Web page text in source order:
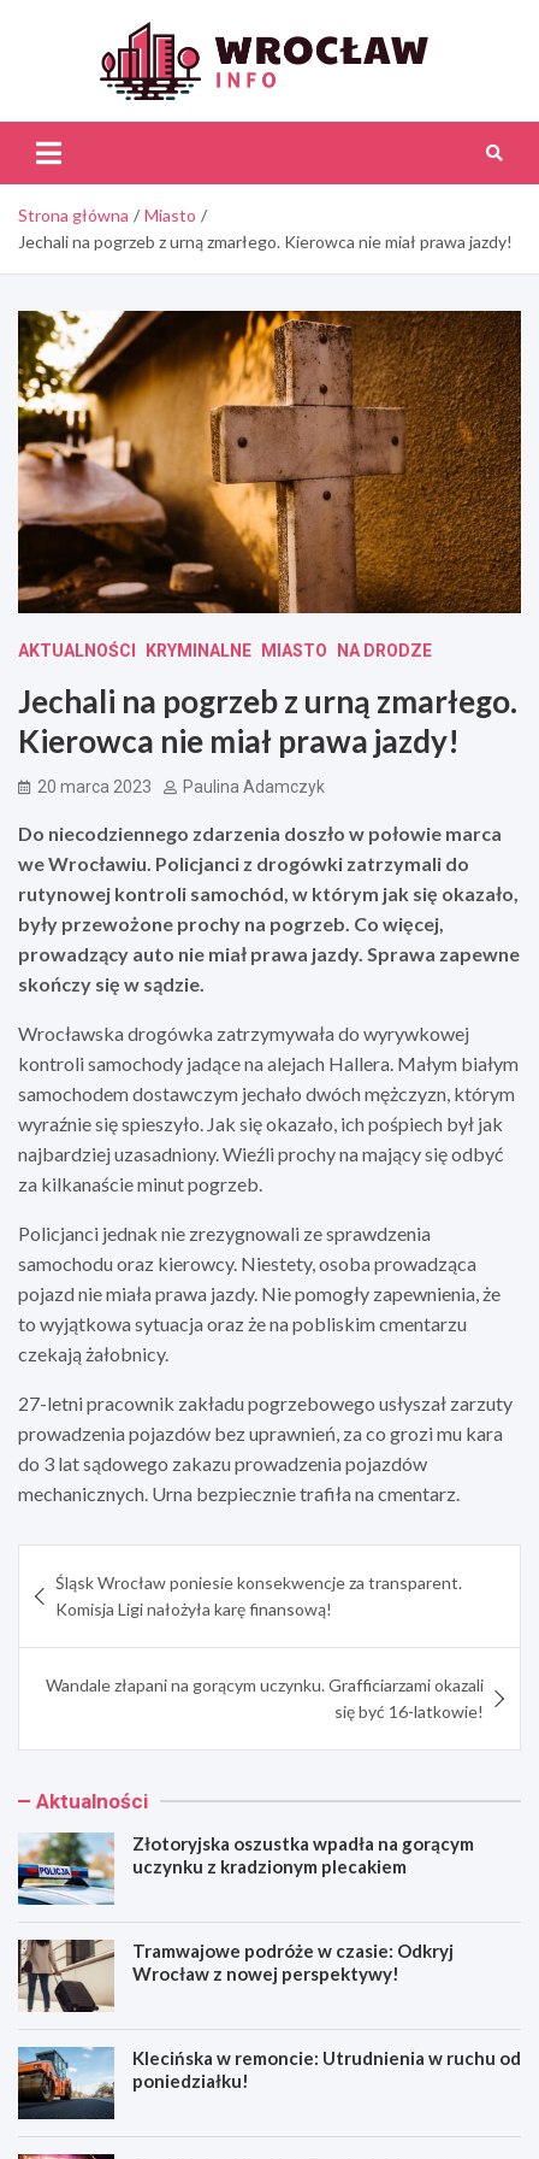
Strona główna
Miasto
Jechali na pogrzeb z urną zmarłego. Kierowca nie miał prawa jazdy!
AKTUALNOŚCI KRYMINALNE MIASTO NA DRODZE
Jechali na pogrzeb z urną zmarłego.
Kierowca nie miał prawa jazdy!
20 marca 2023 Paulina Adamczyk
Do niecodziennego zdarzenia doszło w połowie marca
we Wrocławiu. Policjanci z drogówki zatrzymali do
rutynowej kontroli samochód, w którym jak się okazało,
były przewożone prochy na pogrzeb. Co więcej,
prowadzący auto nie miał prawa jazdy. Sprawa zapewne
skończy się w sądzie.
Wrocławska drogówka zatrzymywała do wyrywkowej
kontroli samochody jadące na alejach Hallera. Małym białym
samochodem dostawczym jechało dwóch mężczyzn, którym
wyraźnie się spieszyło. Jak się okazało, ich pośpiech był jak
najbardziej uzasadniony. Wieźli prochy na mający się odbyć
za kilkanaście minut pogrzeb.
Policjanci jednak nie zrezygnowali ze sprawdzenia
samochodu oraz kierowcy. Niestety, osoba prowadząca
pojazd nie miała prawa jazdy. Nie pomogły zapewnienia, że
to wyjątkowa sytuacja oraz że na pobliskim cmentarzu
czekają żałobnicy.
27-letni pracownik zakładu pogrzebowego usłyszał zarzuty
prowadzenia pojazdów bez uprawnień, za co grozi mu kara
do 3 lat sądowego zakazu prowadzenia pojazdów
mechanicznych. Urna bezpiecznie trafiła na cmentarz.
wpisu
Śląsk Wrocław poniesie konsekwencje za transparent.
Komisja Ligi nałożyła karę finansową!
Wandale złapani na gorącym uczynku. Grafficiarzami okazali
się być 16-latkowie!
Aktualności
Złotoryjska oszustka wpadła na gorącym
uczynku z kradzionym plecakiem
Tramwajowe podróże w czasie: Odkryj
Wrocław z nowej perspektywy!
Klecińska w remoncie: Utrudnienia w ruchu od
poniedziałku!